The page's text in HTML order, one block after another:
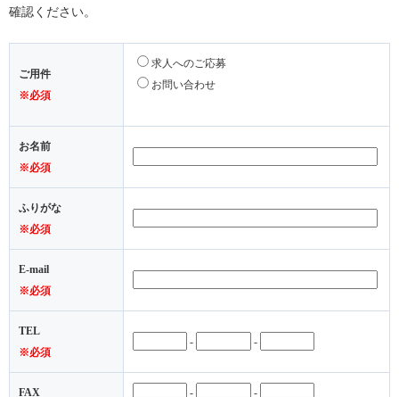
確認ください。
ご用件
※必須
求人へのご応募
お問い合わせ
お名前
※必須
ふりがな
※必須
E-mail
※必須
TEL
※必須
- -
FAX - -